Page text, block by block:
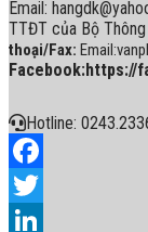
Email:
TTĐT của Bộ
thoại/Fax:
Facebook:https://
Hotline:
Facebook
Twitter